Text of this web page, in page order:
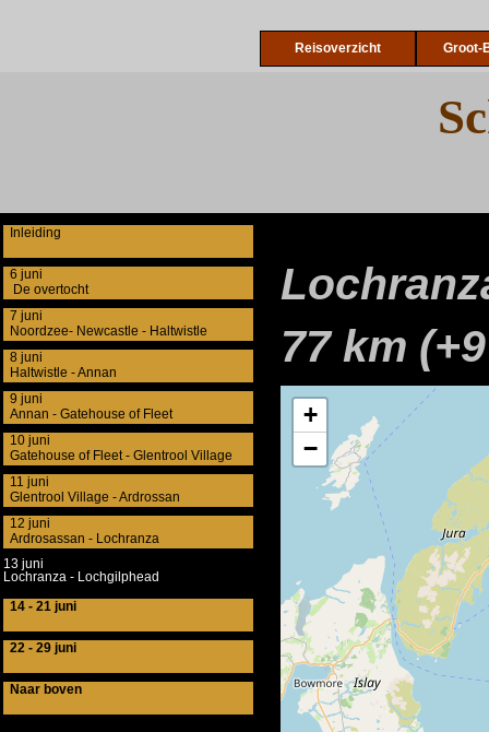
Reisoverzicht Groot-
Inleiding
6 juni
De overtocht
7 juni
Noordzee- Newcastle - Haltwistle
8 juni
Haltwistle - Annan
9 juni
Annan - Gatehouse of Fleet
10 juni
Gatehouse of Fleet - Glentrool Village
11 juni
Glentrool Village - Ardrossan
12 juni
Ardrosassan - Lochranza
13 juni
Lochranza - Lochgilphead
14 - 21 juni
22 - 29 juni
Naar boven
77 km